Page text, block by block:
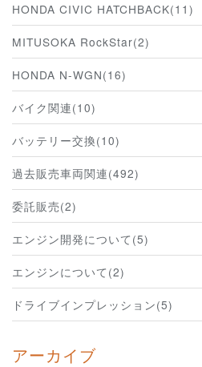
HONDA CIVIC HATCHBACK(11)
MITUSOKA RockStar(2)
HONDA N-WGN(16)
バイク関連(10)
バッテリー交換(10)
過去販売車両関連(492)
委託販売(2)
エンジン開発について(5)
エンジンについて(2)
ドライブインプレッション(5)
アーカイブ